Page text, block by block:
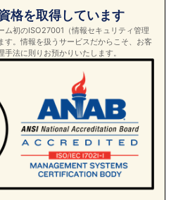
格を取得しています
ム初のISO27001（情報セキュリティ管理
す。情報を扱うサービスだからこそ、お客
法に則りお預かりいたします。